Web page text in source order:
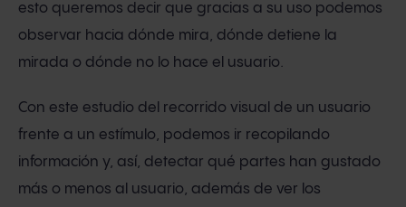
esto queremos decir que gracias a su uso podemos
observar hacia dónde mira, dónde detiene la
mirada o dónde no lo hace el usuario.
Con este estudio del recorrido visual de un usuario
frente a un estímulo, podemos ir recopilando
información y, así, detectar qué partes han gustado
más o menos al usuario, además de ver los